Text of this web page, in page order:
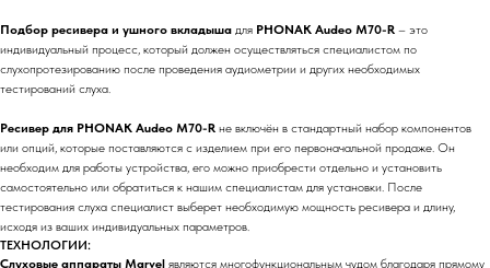
Подбор ресивера и ушного вкладыша для PHONAK Audeo М70-R – это
индивидуальный процесс, который должен осуществляться специалистом по
слухопротезированию после проведения аудиометрии и других необходимых
тестирований слуха.
Ресивер для PHONAK Audeo М70-R не включён в стандартный набор компонентов
или опций, которые поставляются с изделием при его первоначальной продаже. Он
необходим для работы устройства, его можно приобрести отдельно и установить
самостоятельно или обратиться к нашим специалистам для установки. После
тестирования слуха специалист выберет необходимую мощность ресивера и длину,
исходя из ваших индивидуальных параметров.
ТЕХНОЛОГИИ:
Слуховые аппараты Marvel являются многофункциональным чудом благодаря прямому